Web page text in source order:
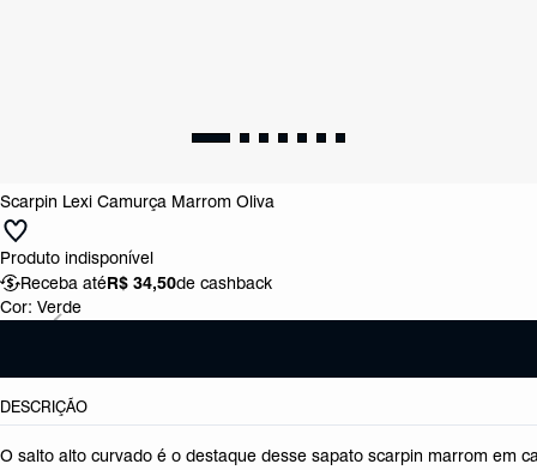
Scarpin Lexi Camurça Marrom Oliva
Produto indisponível
Receba atéR$ 34,50de cashback
Cor: Verde
DESCRIÇÃO
O salto alto curvado é o destaque desse sapato scarpin marrom em